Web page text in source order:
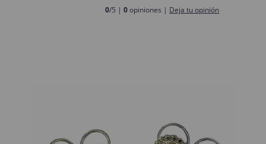
Es mi primera vez
CREAR CUENTA
0/5 |0opiniones | Deja tu opinión